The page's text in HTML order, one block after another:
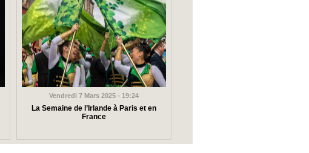
Vendredi 7 Mars 2025 - 19:24
La Semaine de l’Irlande à Paris et en
France